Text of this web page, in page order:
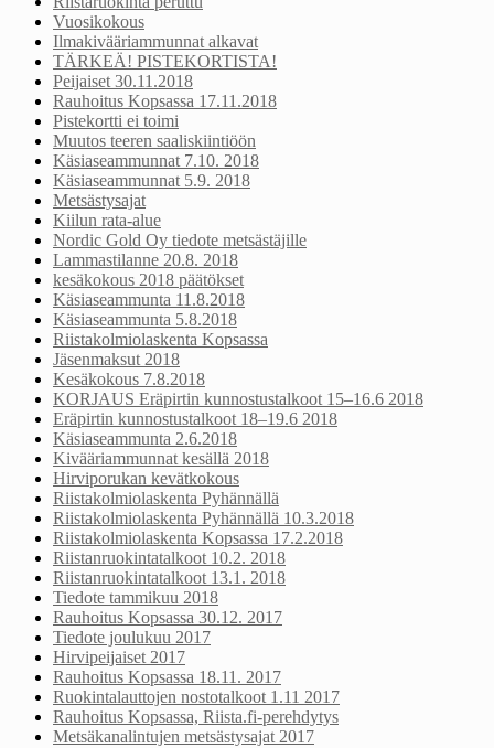
Vuosikokous
Ilmakivääriammunnat alkavat
TÄRKEÄ! PISTEKORTISTA!
Peijaiset 30.11.2018
Rauhoitus Kopsassa 17.11.2018
Pistekortti ei toimi
Muutos teeren saaliskiintiöön
Käsiaseammunnat 7.10. 2018
Käsiaseammunnat 5.9. 2018
Metsästysajat
Kiilun rata-alue
Nordic Gold Oy tiedote metsästäjille
Lammastilanne 20.8. 2018
kesäkokous 2018 päätökset
Käsiaseammunta 11.8.2018
Käsiaseammunta 5.8.2018
Riistakolmiolaskenta Kopsassa
Jäsenmaksut 2018
Kesäkokous 7.8.2018
KORJAUS Eräpirtin kunnostustalkoot 15–16.6 2018
Eräpirtin kunnostustalkoot 18–19.6 2018
Käsiaseammunta 2.6.2018
Kivääriammunnat kesällä 2018
Hirviporukan kevätkokous
Riistakolmiolaskenta Pyhännällä
Riistakolmiolaskenta Pyhännällä 10.3.2018
Riistakolmiolaskenta Kopsassa 17.2.2018
Riistanruokintatalkoot 10.2. 2018
Riistanruokintatalkoot 13.1. 2018
Tiedote tammikuu 2018
Rauhoitus Kopsassa 30.12. 2017
Tiedote joulukuu 2017
Hirvipeijaiset 2017
Rauhoitus Kopsassa 18.11. 2017
Ruokintalauttojen nostotalkoot 1.11 2017
Rauhoitus Kopsassa, Riista.fi-perehdytys
Metsäkanalintujen metsästysajat 2017